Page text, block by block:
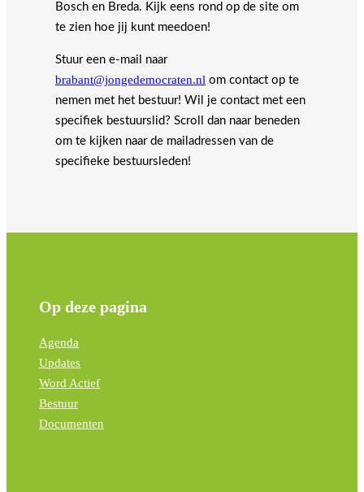
Bosch en Breda. Kijk eens rond op de site om
te zien hoe jij kunt meedoen!
Stuur een e-mail naar
brabant@jongedemocraten.nl om contact op te
nemen met het bestuur! Wil je contact met een
specifiek bestuurslid? Scroll dan naar beneden
om te kijken naar de mailadressen van de
specifieke bestuursleden!
Op deze pagina
Agenda
Updates
Word Actief
Bestuur
Documenten